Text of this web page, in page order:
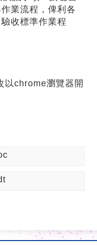
業流程，俾利各
收標準作業程
以chrome瀏覽器開